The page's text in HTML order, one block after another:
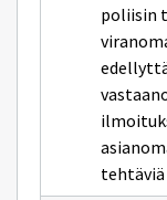
poliisin